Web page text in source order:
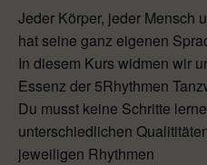
Jeder Körper, jeder Mensch
hat seine ganz eigenen
In diesem Kurs widmen wir
Essenz der 5Rhythmen
Du musst keine Schritte
unterschiedlichen
jeweiligen Rhythmen